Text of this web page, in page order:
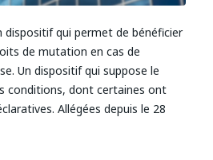
dispositif qui permet de bénéficier
de mutation en cas de
Un dispositif qui suppose le
conditions, dont certaines ont
Allégées depuis le 28